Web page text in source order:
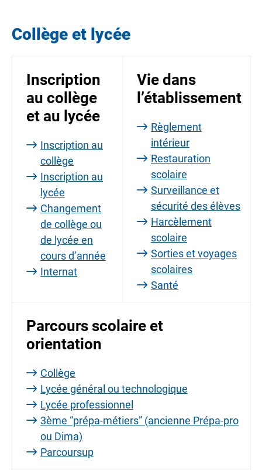
Collège et lycée
Inscription
au collège
et au lycée
Inscription au
collège
Inscription au
lycée
Changement
de collège ou
de lycée en
cours d’année
Internat
Vie dans
l’établissement
Règlement
intérieur
Restauration
scolaire
Surveillance et
sécurité des élèves
Harcèlement
scolaire
Sorties et voyages
scolaires
Santé
Parcours scolaire et
orientation
Collège
Lycée général ou technologique
Lycée professionnel
3ème “prépa-métiers” (ancienne Prépa-pro
ou Dima)
Parcoursup